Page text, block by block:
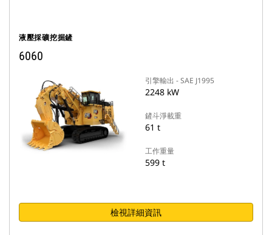
液壓採礦挖掘鏟
6060
引擎輸出 - SAE J1995
2248 kW
鏟斗淨載重
61 t
工作重量
599 t
檢視詳細資訊